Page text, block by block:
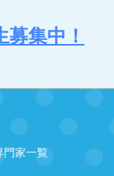
集中！
門家一覧